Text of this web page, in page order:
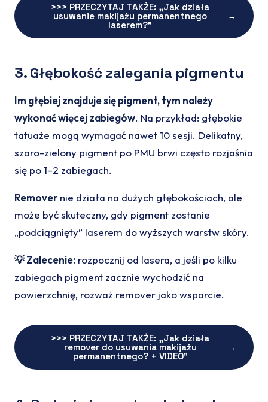
>>> PRZECZYTAJ TAKŻE: „Jak działa
usuwanie makijażu permanentnego
laserem?”
→
3. Głębokość zalegania pigmentu
Im głębiej znajduje się pigment, tym należy
wykonać więcej zabiegów. Na przykład: głębokie
tatuaże mogą wymagać nawet 10 sesji. Delikatny,
szaro-zielony pigment po PMU brwi często rozjaśnia
się po 1–2 zabiegach.
Remover nie działa na dużych głębokościach, ale
może być skuteczny, gdy pigment zostanie
„podciągnięty” laserem do wyższych warstw skóry.
💡 Zalecenie: rozpocznij od lasera, a jeśli po kilku
zabiegach pigment zacznie wychodzić na
powierzchnię, rozważ remover jako wsparcie.
>>> PRZECZYTAJ TAKŻE: „Jak działa
remover do usuwania makijażu
permanentnego? + VIDEO”
→